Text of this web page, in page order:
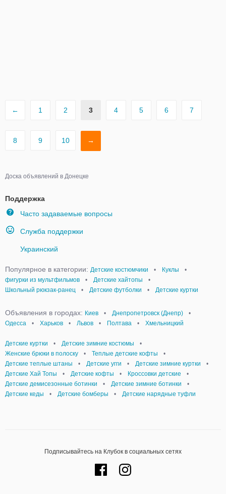
← 1 2 3 4 5 6 7
8 9 10 →
Доска объявлений в Донецке
Поддержка
Часто задаваемые вопросы
Служба поддержки
Украинский
Популярное в категории: Детские костюмчики • Куклы
•
фигурки из мультфильмов
• Детские хайтопы
•
Школьный рюкзак-ранец
• Детские футболки • Детские куртки
Объявления в городах: Киев • Днепропетровск (Днепр)
•
Одесса
• Харьков • Львов • Полтава • Хмельницкий
Детские куртки • Детские зимние костюмы
•
Женские брюки в полоску
• Теплые детские кофты
•
Детские теплые штаны
• Детские угги • Детские зимние куртки
•
Детские Хай Топы
• Детские кофты • Кроссовки детские
•
Детские демисезонные ботинки
• Детские зимние ботинки
•
Детские кеды
• Детские бомберы • Детские нарядные туфли
Подписывайтесь на Клубок в социальных сетях